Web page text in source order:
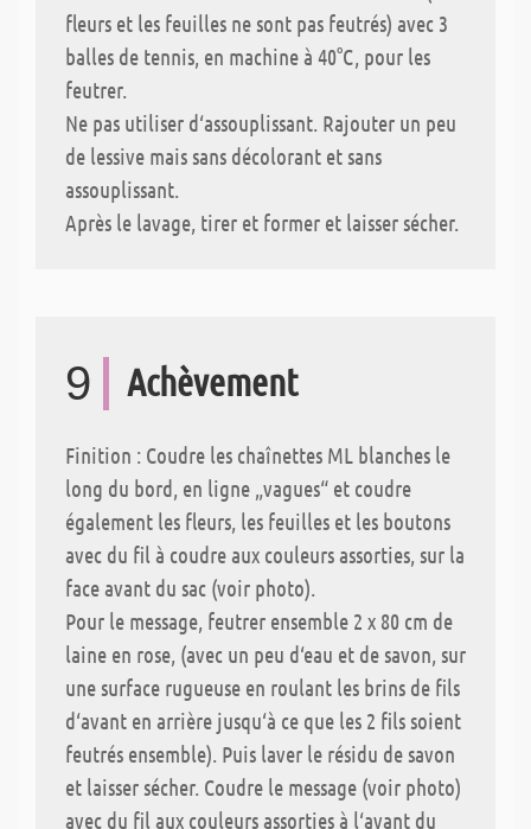
fleurs et les feuilles ne sont pas feutrés) avec 3
balles de tennis, en machine à 40°C, pour les
feutrer.
Ne pas utiliser d‘assouplissant. Rajouter un peu
de lessive mais sans décolorant et sans
assouplissant.
Après le lavage, tirer et former et laisser sécher.
9 Achèvement
Finition : Coudre les chaînettes ML blanches le
long du bord, en ligne „vagues“ et coudre
également les fleurs, les feuilles et les boutons
avec du fil à coudre aux couleurs assorties, sur la
face avant du sac (voir photo).
Pour le message, feutrer ensemble 2 x 80 cm de
laine en rose, (avec un peu d‘eau et de savon, sur
une surface rugueuse en roulant les brins de fils
d‘avant en arrière jusqu‘à ce que les 2 fils soient
feutrés ensemble). Puis laver le résidu de savon
et laisser sécher. Coudre le message (voir photo)
avec du fil aux couleurs assorties à l‘avant du